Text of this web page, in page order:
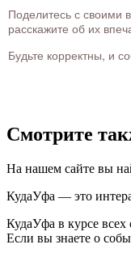
Поделитесь с своими
расскажите об их
Будьте корректны, и
Смотрите
На нашем сайте вы
КудаУфа — это
КудаУфа в курсе
Если вы знаете о